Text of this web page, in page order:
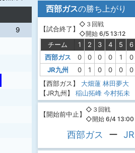
9
西部ガスの勝ち上がり
【試合終了】
◇３回戦
◇開始 6/5 13:12
チーム 1 2 3 4 5 6
西部ガス
0 0 0 0 1 0
JR九州
0 1 0 0 0 0
【西部ガス】
大畑蓮 林田夢大
【JR九州】
稲山拓峰 今村拓未
【開始前中止】
◇３回戦
◇開始 6/4 13:00
西部ガス ー